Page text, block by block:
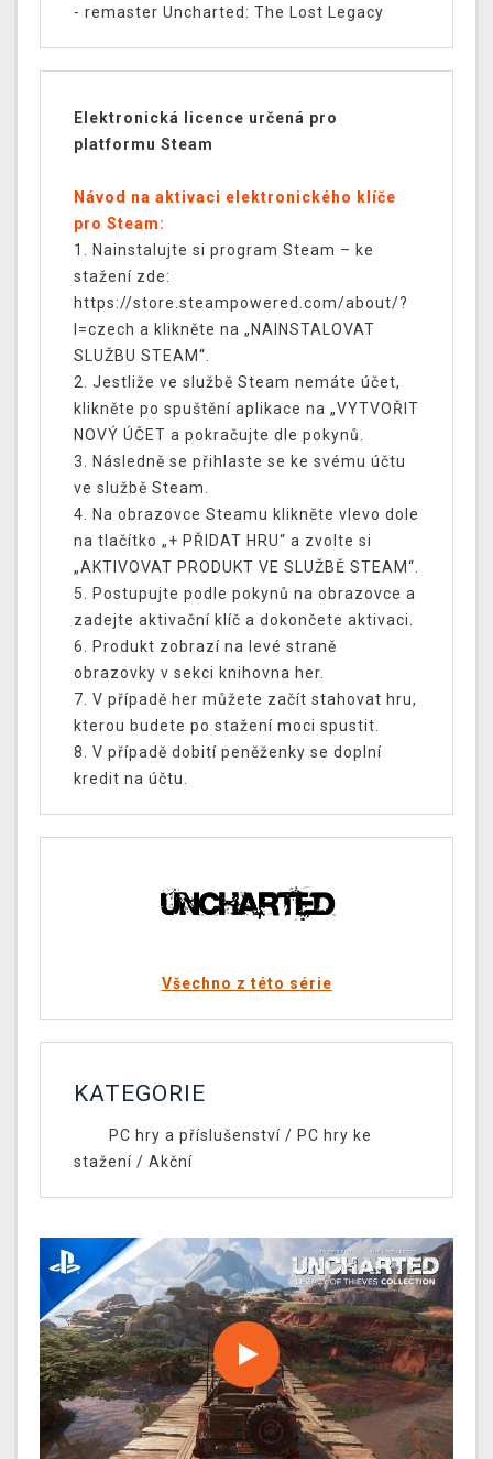
- remaster Uncharted: The Lost Legacy
Elektronická licence určená pro
platformu Steam
Návod na aktivaci elektronického klíče
pro Steam:
1. Nainstalujte si program Steam – ke
stažení zde:
https://store.steampowered.com/about/?
l=czech a klikněte na „NAINSTALOVAT
SLUŽBU STEAM“.
2. Jestliže ve službě Steam nemáte účet,
klikněte po spuštění aplikace na „VYTVOŘIT
NOVÝ ÚČET a pokračujte dle pokynů.
3. Následně se přihlaste se ke svému účtu
ve službě Steam.
4. Na obrazovce Steamu klikněte vlevo dole
na tlačítko „+ PŘIDAT HRU“ a zvolte si
„AKTIVOVAT PRODUKT VE SLUŽBĚ STEAM“.
5. Postupujte podle pokynů na obrazovce a
zadejte aktivační klíč a dokončete aktivaci.
6. Produkt zobrazí na levé straně
obrazovky v sekci knihovna her.
7. V případě her můžete začít stahovat hru,
kterou budete po stažení moci spustit.
8. V případě dobití peněženky se doplní
kredit na účtu.
Všechno z této série
KATEGORIE
PC hry a příslušenství/ PC hry ke
stažení / Akční